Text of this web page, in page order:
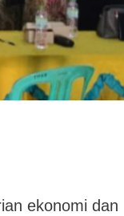
ekonomi dan